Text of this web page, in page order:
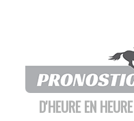
D'HEURE EN HEURE